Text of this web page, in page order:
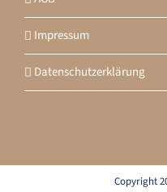
Impressum
Datenschutzerklärung
Copyright